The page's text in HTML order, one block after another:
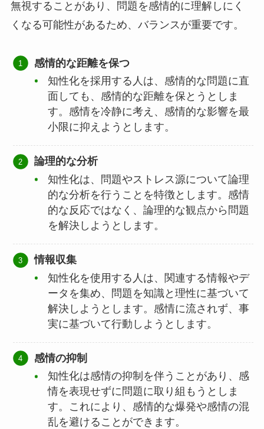
無視することがあり、問題を感情的に理解しにく
くなる可能性があるため、バランスが重要です。
感情的な距離を保つ
知性化を採用する人は、感情的な問題に直
面しても、感情的な距離を保とうとしま
す。感情を冷静に考え、感情的な影響を最
小限に抑えようとします。
論理的な分析
知性化は、問題やストレス源について論理
的な分析を行うことを特徴とします。感情
的な反応ではなく、論理的な観点から問題
を解決しようとします。
情報収集
知性化を使用する人は、関連する情報やデ
ータを集め、問題を知識と理性に基づいて
解決しようとします。感情に流されず、事
実に基づいて行動しようとします。
感情の抑制
知性化は感情の抑制を伴うことがあり、感
情を表現せずに問題に取り組もうとしま
す。これにより、感情的な爆発や感情の混
乱を避けることができます。